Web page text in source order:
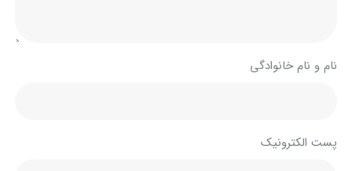
نام و نام خانوادگی
پست الکترونیک